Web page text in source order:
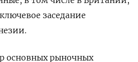
заседание
основных рыночных